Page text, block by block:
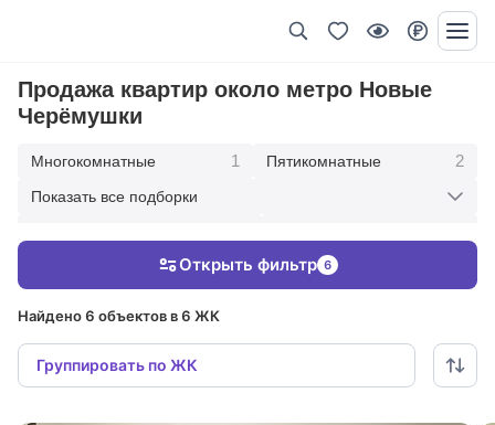
Продажа квартир около метро Новые
Черёмушки
Многокомнатные 1 Пятикомнатные 2
В современном стиле
Показать все подборки
Найдено 6 объектов в 6 ЖК
Группировать по ЖК
Открыть фильтр 6